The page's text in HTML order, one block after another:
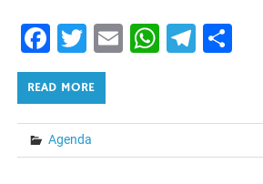
Facebook
Twitter
Email
READ MORE
Agenda